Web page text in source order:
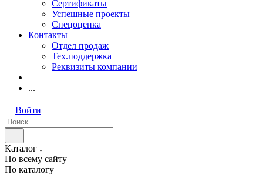
Сертификаты
Успешные проекты
Спецоценка
Контакты
Отдел продаж
Тех.поддержка
Реквизиты компании
...
Войти
Каталог
По всему сайту
По каталогу